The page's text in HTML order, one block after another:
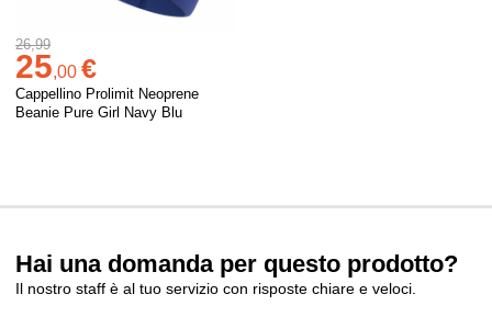
26,99
25,00 €
Cappellino Prolimit Neoprene
Beanie Pure Girl Navy Blu
Hai una domanda per questo prodotto?
Il nostro staff è al tuo servizio con risposte chiare e veloci.